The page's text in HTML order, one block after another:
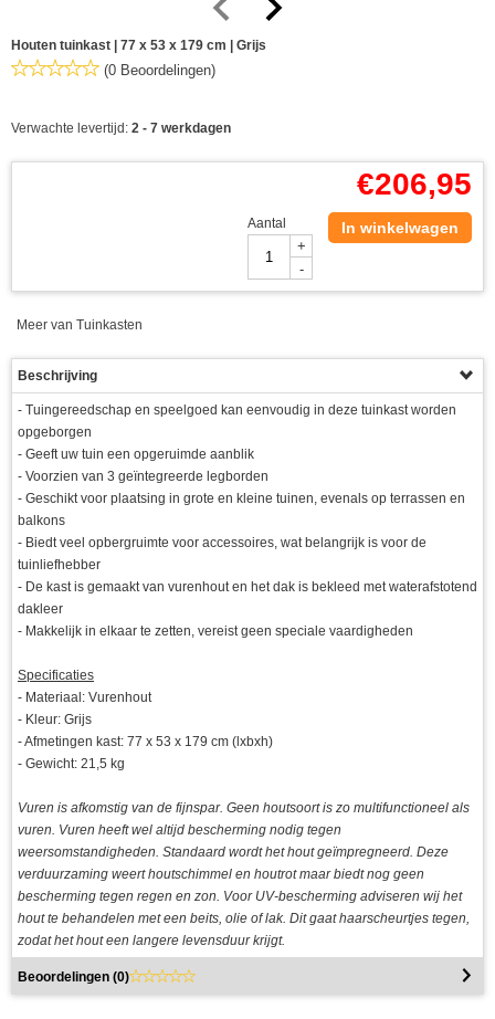
Houten tuinkast | 77 x 53 x 179 cm | Grijs
(0 Beoordelingen)
Verwachte levertijd: 2 - 7 werkdagen
€206,95
Aantal
+
-
In winkelwagen
Meer van Tuinkasten
Beschrijving
- Tuingereedschap en speelgoed kan eenvoudig in deze tuinkast worden
opgeborgen
- Geeft uw tuin een opgeruimde aanblik
- Voorzien van 3 geïntegreerde legborden
- Geschikt voor plaatsing in grote en kleine tuinen, evenals op terrassen en
balkons
- Biedt veel opbergruimte voor accessoires, wat belangrijk is voor de
tuinliefhebber
- De kast is gemaakt van vurenhout en het dak is bekleed met waterafstotend
dakleer
- Makkelijk in elkaar te zetten, vereist geen speciale vaardigheden
Specificaties
- Materiaal: Vurenhout
- Kleur: Grijs
- Afmetingen kast: 77 x 53 x 179 cm (lxbxh)
- Gewicht: 21,5 kg
Vuren is afkomstig van de fijnspar. Geen houtsoort is zo multifunctioneel als
vuren. Vuren heeft wel altijd bescherming nodig tegen
weersomstandigheden. Standaard wordt het hout geïmpregneerd. Deze
verduurzaming weert houtschimmel en houtrot maar biedt nog geen
bescherming tegen regen en zon. Voor UV-bescherming adviseren wij het
hout te behandelen met een beits, olie of lak. Dit gaat haarscheurtjes tegen,
zodat het hout een langere levensduur krijgt.
Beoordelingen (0)